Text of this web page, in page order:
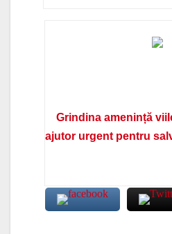
Grindina amenință
ajutor urgent pentru